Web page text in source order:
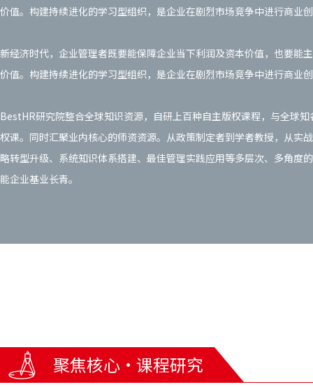
价值。构建持续进化的学习型组织，是企业在剧烈市场竞争中进行商业
新经济时代，企业管理者既要能保障企业当下利润及资本价值，也要能
价值。构建持续进化的学习型组织，是企业在剧烈市场竞争中进行商业
BestHR研究院整合全球知识资源，自研上百种自主版权课程，与全球
权课。同时汇聚业内核心的师资资源。从政策制定者到学者教授，从实
略转型升级、系统知识体系搭建、最佳管理实践应用等多层次、多角度
能企业基业长青。
聚焦核心·课程研究